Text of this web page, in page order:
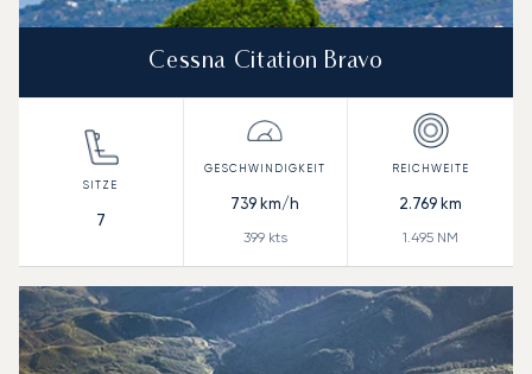
Cessna Citation Bravo
7
739 km/h
399kts
2.769 km
1.495 NM